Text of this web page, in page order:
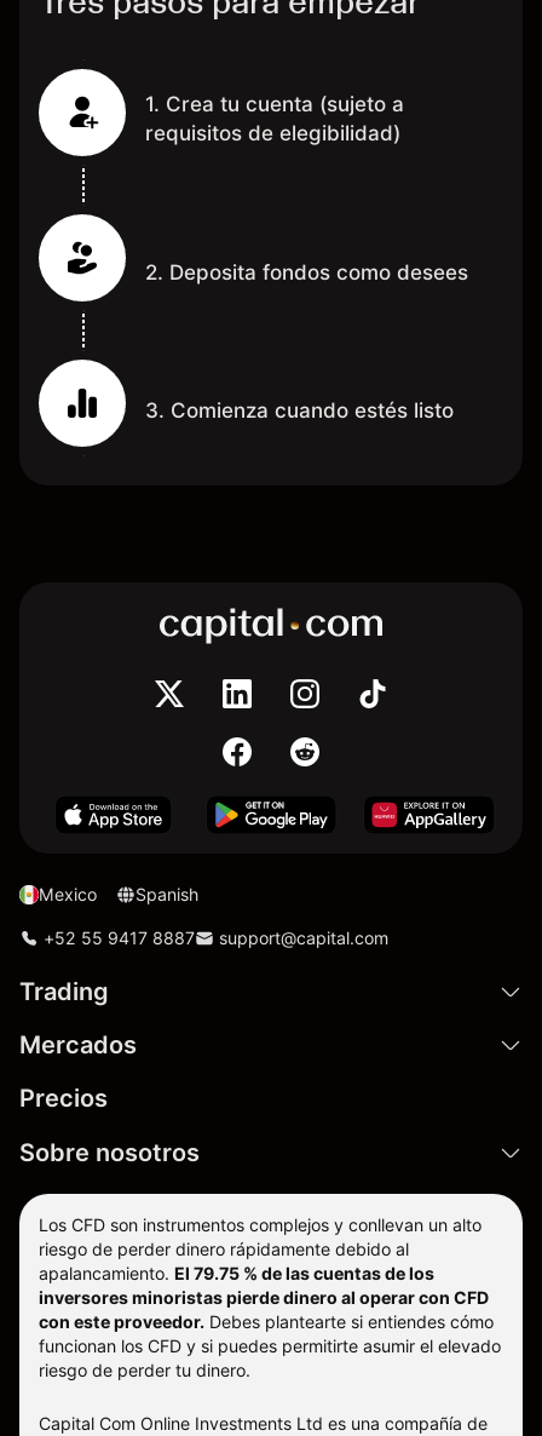
1. Crea tu cuenta (sujeto a
requisitos de elegibilidad)
2. Deposita fondos como desees
3. Comienza cuando estés listo
Mexico Spanish
+52 55 9417 8887 support@capital.com
Trading
Mercados
Precios
Sobre nosotros
Los CFD son instrumentos complejos y conllevan un alto
riesgo de perder dinero rápidamente debido al
apalancamiento. El 79.75 % de las cuentas de los
inversores minoristas pierde dinero al operar con CFD
con este proveedor. Debes plantearte si entiendes cómo
funcionan los CFD y si puedes permitirte asumir el elevado
riesgo de perder tu dinero.
Capital Com Online Investments Ltd es una compañía de